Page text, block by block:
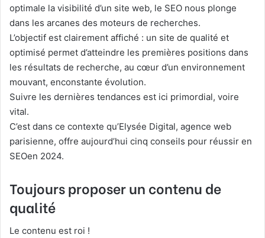
optimale la visibilité d’un site web, le SEO nous plonge
dans les arcanes des moteurs de recherches.
L’objectif est clairement affiché : un site de qualité et
optimisé permet d’atteindre les premières positions dans
les résultats de recherche, au cœur d’un environnement
mouvant, enconstante évolution.
Suivre les dernières tendances est ici primordial, voire
vital.
C’est dans ce contexte qu’Elysée Digital, agence web
parisienne, offre aujourd’hui cinq conseils pour réussir en
SEOen 2024.
Toujours proposer un contenu de
qualité
Le contenu est roi !